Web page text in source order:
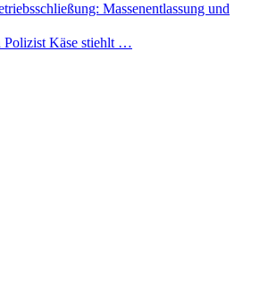
Massenentlassung und
Polizist Käse stiehlt …